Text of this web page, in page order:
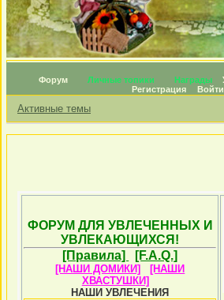
Форум Личные топики Награды
Регистрация
Войти
Активные темы
ФОРУМ ДЛЯ УВЛЕЧЕННЫХ И
УВЛЕКАЮЩИХСЯ!
[Правила]
[F.A.Q.]
[НАШИ ДОМИКИ]
[НАШИ
ХВАСТУШКИ]
НАШИ УВЛЕЧЕНИЯ